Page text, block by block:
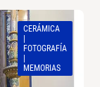
CERÁMICA
|
FOTOGRAFÍA
|
MEMORIAS